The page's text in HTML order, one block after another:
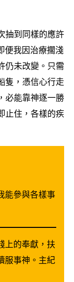
抽到同樣的應許
便我因治療擱淺
仍未改變。只需
隻，憑信心行走
必能靠神逐一勝
止住，各樣的疾
能參與各樣事
上的奉獻，扶
服事神。主紀